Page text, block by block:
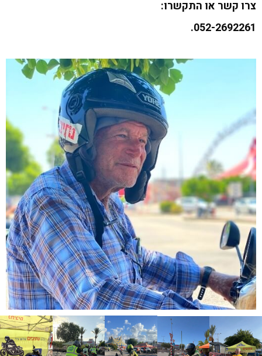
צרו קשר או התקשרו:
052-2692261.